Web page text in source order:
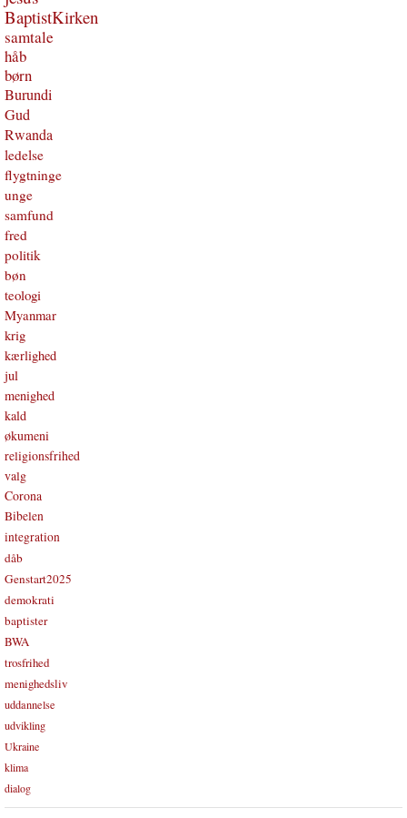
BaptistKirken
samtale
håb
børn
Burundi
Gud
Rwanda
ledelse
flygtninge
unge
samfund
fred
politik
bøn
teologi
Myanmar
krig
kærlighed
jul
menighed
kald
økumeni
religionsfrihed
valg
Corona
Bibelen
integration
dåb
Genstart2025
demokrati
baptister
BWA
trosfrihed
menighedsliv
uddannelse
udvikling
Ukraine
klima
dialog